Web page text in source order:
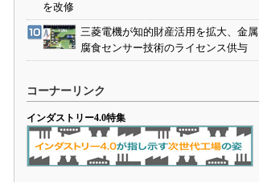
を改修
三菱電機が知的財産活用を拡大、金属
腐食センサー技術のライセンス供与
コーナーリンク
インダストリー4.0特集